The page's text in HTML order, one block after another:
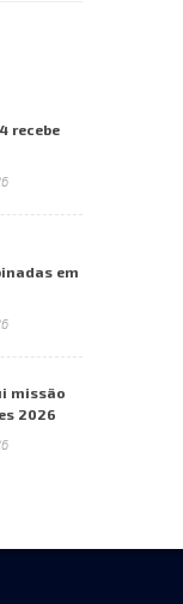
recebe
em
missão
2026